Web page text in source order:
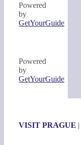
Powered
by
GetYourGuide
Powered
by
GetYourGuide
VISIT PRAGUE |